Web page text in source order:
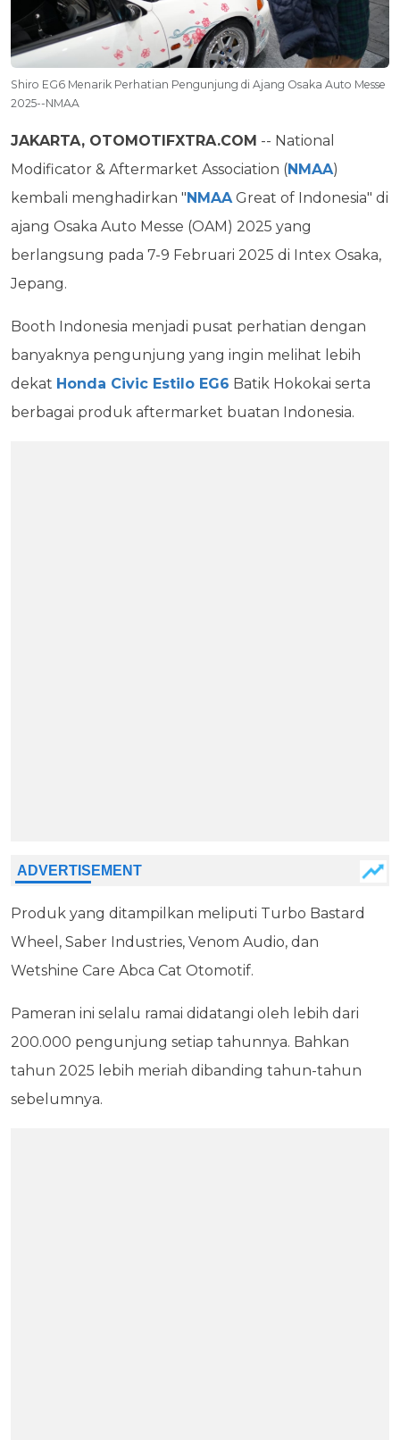
Shiro EG6 Menarik Perhatian Pengunjung di Ajang Osaka Auto Messe
2025--NMAA
JAKARTA, OTOMOTIFXTRA.COM -- National
Modificator & Aftermarket Association (NMAA)
kembali menghadirkan "NMAA Great of Indonesia" di
ajang Osaka Auto Messe (OAM) 2025 yang
berlangsung pada 7-9 Februari 2025 di Intex Osaka,
Jepang.
Booth Indonesia menjadi pusat perhatian dengan
banyaknya pengunjung yang ingin melihat lebih
dekat Honda Civic Estilo EG6 Batik Hokokai serta
berbagai produk aftermarket buatan Indonesia.
Produk yang ditampilkan meliputi Turbo Bastard
Wheel, Saber Industries, Venom Audio, dan
Wetshine Care Abca Cat Otomotif.
Pameran ini selalu ramai didatangi oleh lebih dari
200.000 pengunjung setiap tahunnya. Bahkan
tahun 2025 lebih meriah dibanding tahun-tahun
sebelumnya.